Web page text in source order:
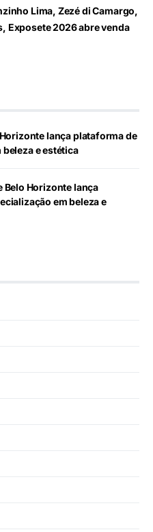
Lima, Zezé di Camargo,
Exposete 2026 abre venda
lança plataforma de
e estética
Belo Horizonte lança
em beleza e